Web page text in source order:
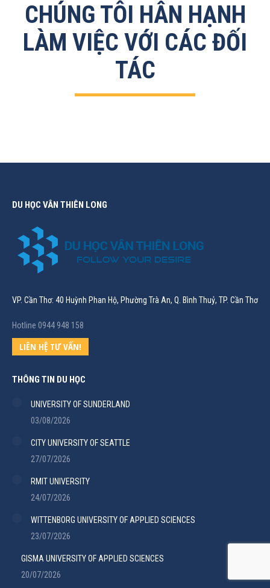
CHÚNG TÔI HÂN HẠNH
LÀM VIỆC VỚI CÁC ĐỐI
TÁC
DU HỌC VÂN THIÊN LONG
VP. Cần Thơ: 40 Huỳnh Phan Hộ, Phường Trà An, Q. Bình Thuỷ, TP. Cần Thơ
Hotline 0944 948 158
LIÊN HỆ TƯ VẤN!
THÔNG TIN DU HỌC
UNIVERSITY OF SUNDERLAND
03/08/2026
CITY UNIVERSITY OF SEATTLE
27/07/2026
RMIT UNIVERSITY
24/07/2026
WITTENBORG UNIVERSITY OF APPLIED SCIENCES
23/07/2026
GISMA UNIVERSITY OF APPLIED SCIENCES
20/07/2026